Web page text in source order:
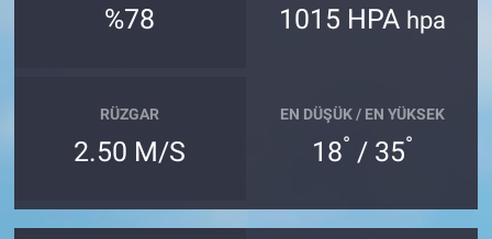
%78 1015 HPA hpa
RÜZGAR
2.50 M/S
EN DÜŞÜK / EN YÜKSEK
18° / 35°